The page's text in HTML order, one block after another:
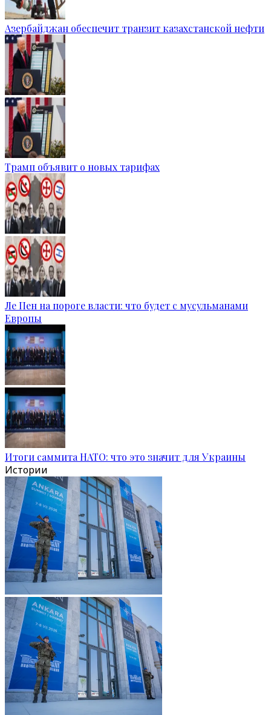
Азербайджан обеспечит транзит казахстанской нефти
Трамп объявит о новых тарифах
Ле Пен на пороге власти: что будет с мусульманами
Европы
Итоги саммита НАТО: что это значит для Украины
Истории